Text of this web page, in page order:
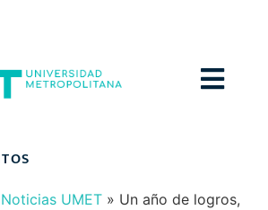
Noticias UMET » Un año de logros,